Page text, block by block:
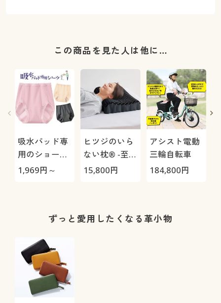
この商品を見た人は他に…
吸水パッド専
用のショーツ
(～10CC)(日本
1,969円～
ヒツジのいら
ない枕® -至
極-
15,800円
アシスト電動
三輪自転車
184,800円
ずっと愛用したくなる革小物